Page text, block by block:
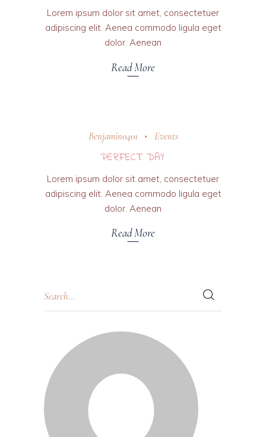
Lorem ipsum dolor sit amet, consectetuer
adipiscing elit. Aenea commodo ligula eget
dolor. Aenean
Read More
Benjamin0401
Events
PERFECT DAY
Lorem ipsum dolor sit amet, consectetuer
adipiscing elit. Aenea commodo ligula eget
dolor. Aenean
Read More